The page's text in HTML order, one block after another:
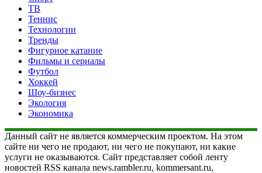
ТВ
Теннис
Технологии
Тренды
Фигурное катание
Фильмы и сериалы
Футбол
Хоккей
Шоу-бизнес
Экология
Экономика
Данный сайт не является коммерческим проектом. На этом
сайте ни чего не продают, ни чего не покупают, ни какие
услуги не оказываются. Сайт представляет собой ленту
новостей RSS канала news.rambler.ru, kommersant.ru,